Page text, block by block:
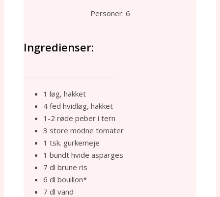
Personer: 6
Ingredienser:
1 løg, hakket
4 fed hvidløg, hakket
1-2 røde peber i tern
3 store modne tomater
1 tsk. gurkemeje
1 bundt hvide asparges
7 dl brune ris
6 dl bouillon*
7 dl vand